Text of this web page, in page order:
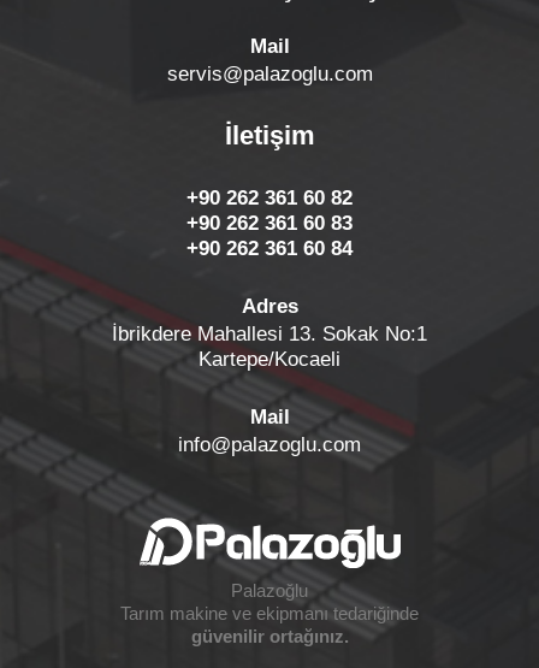
Palazoğlu
Tarım makine ve ekipmanı tedariğinde
güvenilir ortağınız.
Mail
servis@palazoglu.com
İletişim
+90 262 361 60 82
+90 262 361 60 83
+90 262 361 60 84
Adres
İbrikdere Mahallesi 13. Sokak No:1
Kartepe/Kocaeli
Mail
info@palazoglu.com